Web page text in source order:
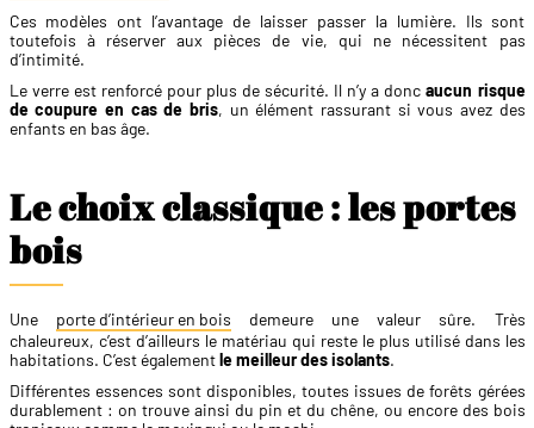
Ces modèles ont l’avantage de laisser passer la lumière. Ils sont
toutefois à réserver aux pièces de vie, qui ne nécessitent pas
d’intimité.
Le verre est renforcé pour plus de sécurité. Il n’y a doncaucun risque
de coupure en cas de bris, un élément rassurant si vous avez des
enfants en bas âge.
Le choix classique : les portes
bois
Une porte d’intérieur en bois demeure une valeur sûre. Très
chaleureux, c’est d’ailleurs le matériau qui reste le plus utilisé dans les
habitations. C’est égalementle meilleur des isolants.
Différentes essences sont disponibles, toutes issues de forêts gérées
durablement : on trouve ainsi du pin et du chêne, ou encore des bois